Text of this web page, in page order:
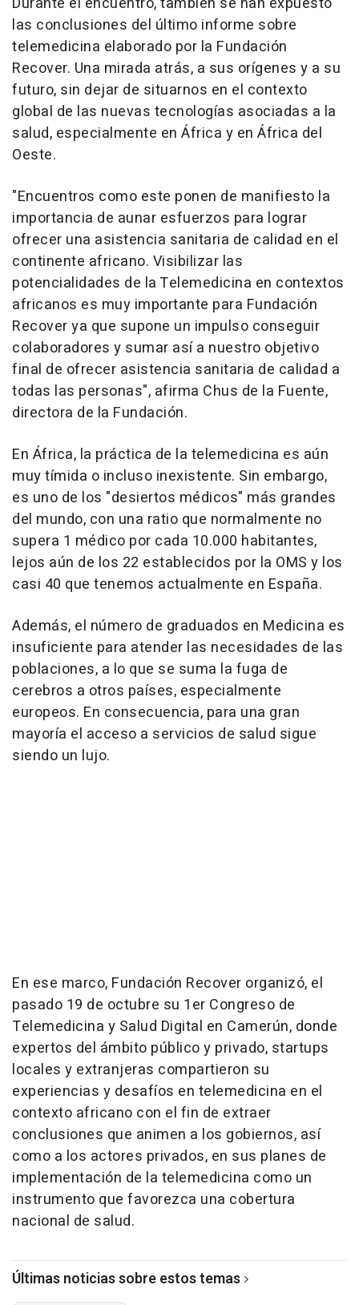
las conclusiones del último informe sobre
telemedicina elaborado por la Fundación
Recover. Una mirada atrás, a sus orígenes y a su
futuro, sin dejar de situarnos en el contexto
global de las nuevas tecnologías asociadas a la
salud, especialmente en África y en África del
Oeste.
"Encuentros como este ponen de manifiesto la
importancia de aunar esfuerzos para lograr
ofrecer una asistencia sanitaria de calidad en el
continente africano. Visibilizar las
potencialidades de la Telemedicina en contextos
africanos es muy importante para Fundación
Recover ya que supone un impulso conseguir
colaboradores y sumar así a nuestro objetivo
final de ofrecer asistencia sanitaria de calidad a
todas las personas", afirma Chus de la Fuente,
directora de la Fundación.
En África, la práctica de la telemedicina es aún
muy tímida o incluso inexistente. Sin embargo,
es uno de los "desiertos médicos" más grandes
del mundo, con una ratio que normalmente no
supera 1 médico por cada 10.000 habitantes,
lejos aún de los 22 establecidos por la OMS y los
casi 40 que tenemos actualmente en España.
Además, el número de graduados en Medicina es
insuficiente para atender las necesidades de las
poblaciones, a lo que se suma la fuga de
cerebros a otros países, especialmente
europeos. En consecuencia, para una gran
mayoría el acceso a servicios de salud sigue
siendo un lujo.
En ese marco, Fundación Recover organizó, el
pasado 19 de octubre su 1er Congreso de
Telemedicina y Salud Digital en Camerún, donde
expertos del ámbito público y privado, startups
locales y extranjeras compartieron su
experiencias y desafíos en telemedicina en el
contexto africano con el fin de extraer
conclusiones que animen a los gobiernos, así
como a los actores privados, en sus planes de
implementación de la telemedicina como un
instrumento que favorezca una cobertura
nacional de salud.
Últimas noticias sobre estos temas